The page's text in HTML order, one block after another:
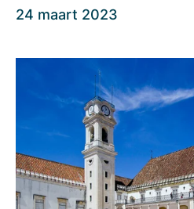
24 maart 2023